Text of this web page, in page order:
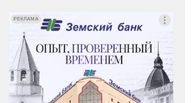
РЕКЛАМА
РЕКЛАМА